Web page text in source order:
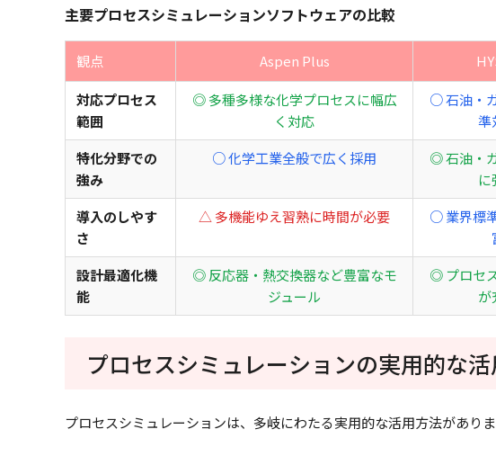
主要プロセスシミュレーションソフトウェアの比較
観点 Aspen Plus
対応プロセス
範囲
◎ 多種多様な化学プロセスに幅広
く対応
○ 石油・
準
特化分野での
強み
○ 化学工業全般で広く採用
◎ 石油・
に
導入のしやす
さ
△ 多機能ゆえ習熟に時間が必要
○ 業界標
設計最適化機
能
◎ 反応器・熱交換器など豊富なモ
ジュール
◎ プロセ
が
プロセスシミュレーションの実用的な
プロセスシミュレーションは、多岐にわたる実用的な活用方法がありま